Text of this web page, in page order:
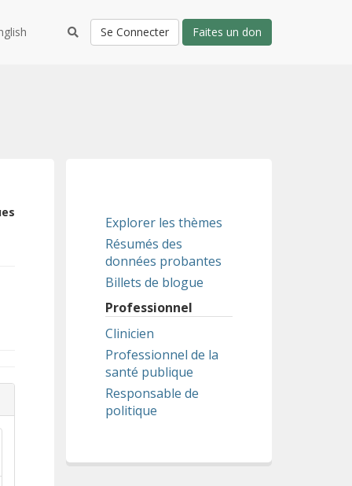
Se Connecter Faites un don
Explorer les thèmes
Résumés des
données probantes
Billets de blogue
Professionnel
Clinicien
Professionnel de la
santé publique
Responsable de
politique